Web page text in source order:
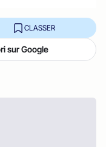
CLASSER
sur Google